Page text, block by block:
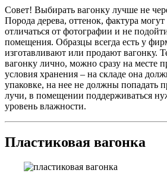
Совет! Выбирать вагонку лучше не
Порода дерева, оттенок, фактура
отличаться от фотографии и не
помещения. Образцы всегда есть у
изготавливают или продают вагонку.
вагонку лично, можно сразу на месте
условия хранения – на складе она
упаковке, на нее не должны попадать
лучи, в помещении поддерживаться
уровень влажности.
Пластиковая вагонка